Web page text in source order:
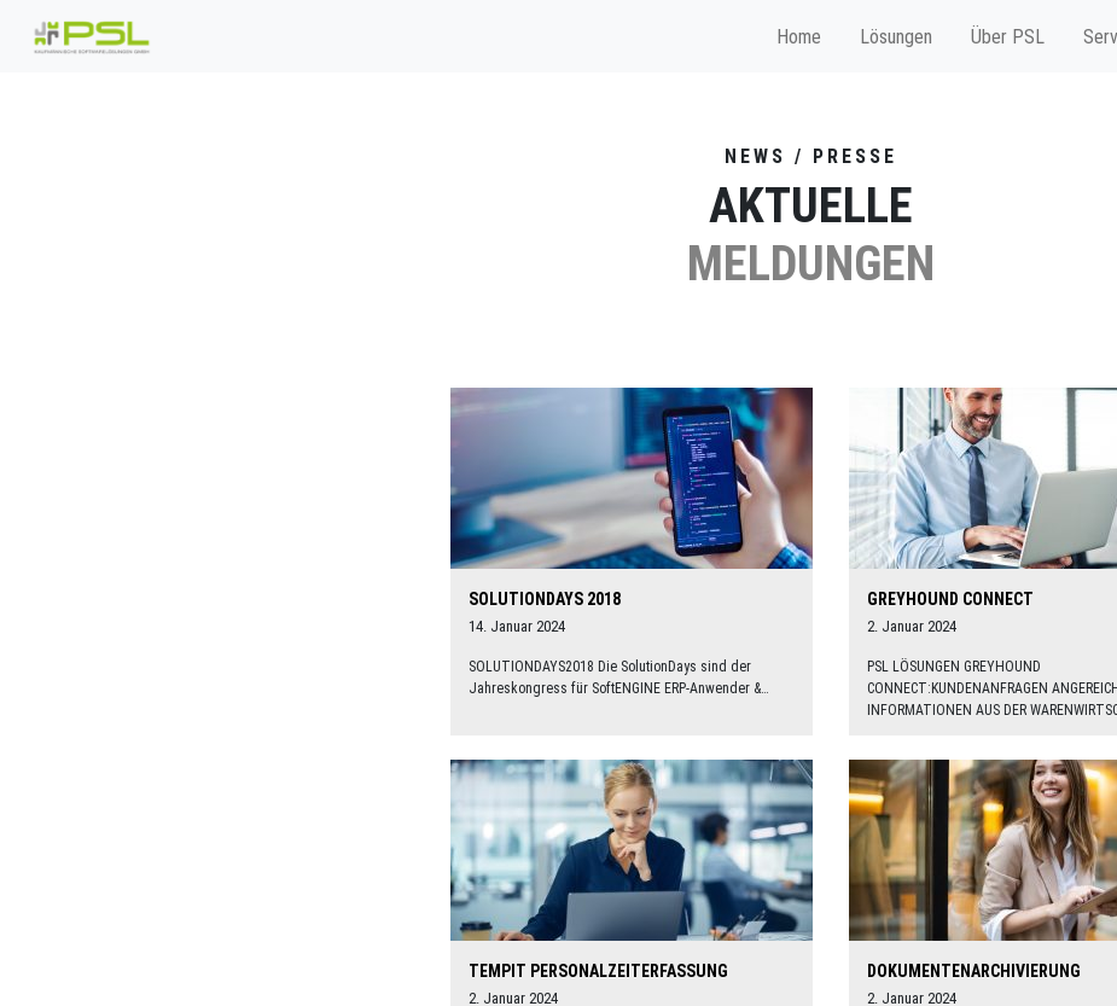
Home Lösungen Über PSL
NEWS / PRESSE
AKTUELLE
MELDUNGEN
SOLUTIONDAYS 2018
14. Januar 2024
SOLUTIONDAYS2018 Die SolutionDays sind der
Jahreskongress für SoftENGINE ERP-Anwender &…
GREYHOUND CONNECT
2. Januar 2024
PSL LÖSUNGEN GREYHOUND
CONNECT:KUNDENANFRAGEN
INFORMATIONEN AUS DER
TEMPIT PERSONALZEITERFASSUNG
2. Januar 2024
DOKUMENTENARCHIVIERUNG
2. Januar 2024